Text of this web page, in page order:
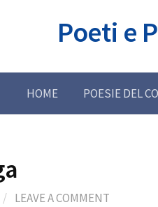
Poeti e
HOME POESIE DEL
/ LEAVE A COMMENT